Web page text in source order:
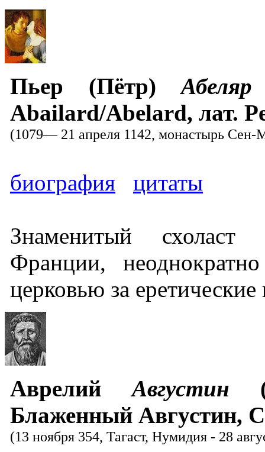
Пьер (Пётр)Абеляр
Abailard/Abelard, лат.
(1079— 21 апреля 1142, монастырь
биография цитаты
Знаменитый схоласт
Франции,
церковью за еретические
АврелийАвгустин
Блаженный Августин,
(13 ноября 354, Тагаст, Нумидия - 28